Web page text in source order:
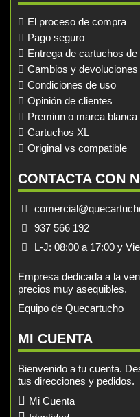
El proceso de compra
Pago seguro
Entrega de cartuchos
Cambios y devoluciones
Condiciones de uso
Opinión de clientes
Premiun o marca blanca
Cartuchos XL
Original vs compatible
CONTACTA CON
937 566 192
L-J: 08:00 a 17:00 y
Empresa dedicada a la
precios muy asequibles.
Equipo de Quecartucho
MI CUENTA
Bienvenido a tu cuenta.
tus direcciones y pedidos.
Mi Cuenta